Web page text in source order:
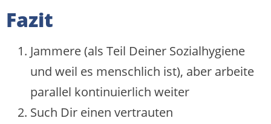
Fazit
Jammere (als Teil Deiner Sozialhygiene
und weil es menschlich ist), aber arbeite
parallel kontinuierlich weiter
Such Dir einen vertrauten